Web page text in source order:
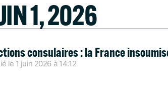
1, 2026
consulaires : la France
le 1 juin 2026 à 14:12